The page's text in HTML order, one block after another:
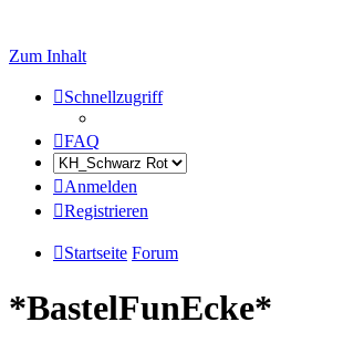
Zum Inhalt
Schnellzugriff
FAQ
Anmelden
Registrieren
Startseite Forum
*BastelFunEcke*